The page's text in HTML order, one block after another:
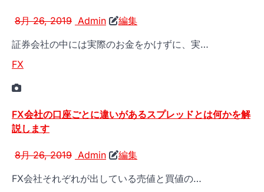
8月 26, 2019 Admin
編集
証券会社の中には実際のお金をかけずに、実…
FX
FX会社の口座ごとに違いがあるスプレッドとは何かを解
説します
8月 26, 2019 Admin
編集
FX会社それぞれが出している売値と買値の…